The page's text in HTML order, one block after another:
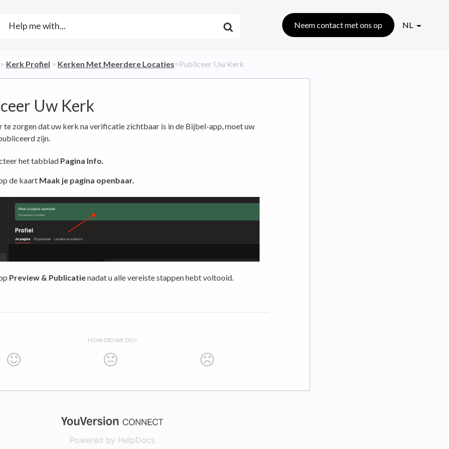
Neem contact met ons op NL
​Kerk Profiel ​ > ​ ​Kerken Met Meerdere Locaties​>​ Publiceer Uw Kerk
Uw Kerk
te zorgen dat uw kerk na verificatie zichtbaar is in de Bijbel-app, moet uw
zijn.
het tabblad Pagina Info.
de kaart Maak je pagina openbaar.
Preview & Publicatienadat u alle vereiste stappen hebt voltooid.
HOW DID WE DO?
(opens in a new tab)
Powered by HelpDocs